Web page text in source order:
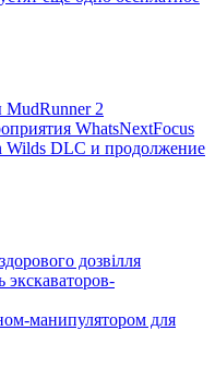
MudRunner 2
WhatsNextFocus
Wilds DLC и продолжение
дозвілля
манипулятором для